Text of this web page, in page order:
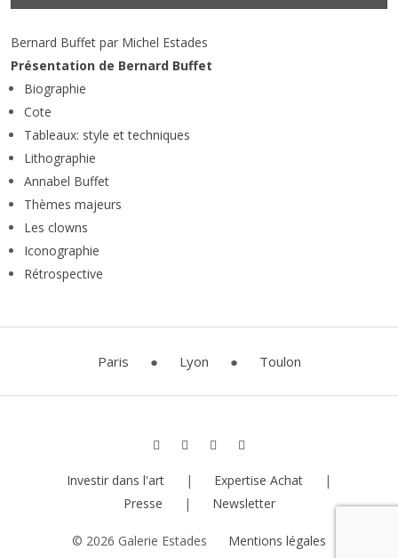
Bernard Buffet par Michel Estades
Présentation de Bernard Buffet
Biographie
Cote
Tableaux: style et techniques
Lithographie
Annabel Buffet
Thèmes majeurs
Les clowns
Iconographie
Rétrospective
Paris ● Lyon ● Toulon
Investir dans l'art | Expertise Achat
|
Presse
| Newsletter
© 2026 Galerie Estades
Mentions légales